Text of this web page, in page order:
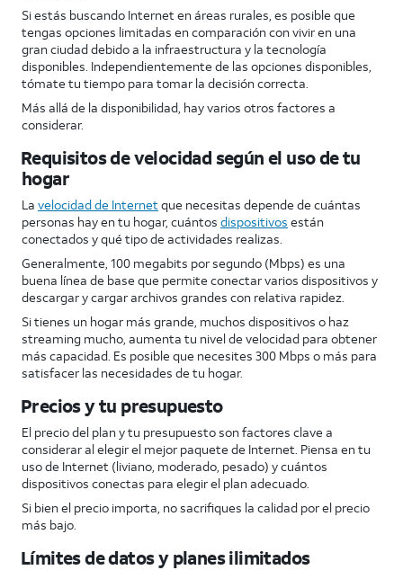
Si estás buscando Internet en áreas rurales, es posible que
tengas opciones limitadas en comparación con vivir en una
gran ciudad debido a la infraestructura y la tecnología
disponibles. Independientemente de las opciones disponibles,
tómate tu tiempo para tomar la decisión correcta.
Más allá de la disponibilidad, hay varios otros factores a
considerar.
Requisitos de velocidad según el uso de tu
hogar
La velocidad de Internet que necesitas depende de cuántas
personas hay en tu hogar, cuántos dispositivos están
conectados y qué tipo de actividades realizas.
Generalmente, 100 megabits por segundo (Mbps) es una
buena línea de base que permite conectar varios dispositivos y
descargar y cargar archivos grandes con relativa rapidez.
Si tienes un hogar más grande, muchos dispositivos o haz
streaming mucho, aumenta tu nivel de velocidad para obtener
más capacidad. Es posible que necesites 300 Mbps o más para
satisfacer las necesidades de tu hogar.
Precios y tu presupuesto
El precio del plan y tu presupuesto son factores clave a
considerar al elegir el mejor paquete de Internet. Piensa en tu
uso de Internet (liviano, moderado, pesado) y cuántos
dispositivos conectas para elegir el plan adecuado.
Si bien el precio importa, no sacrifiques la calidad por el precio
más bajo.
Límites de datos y planes ilimitados